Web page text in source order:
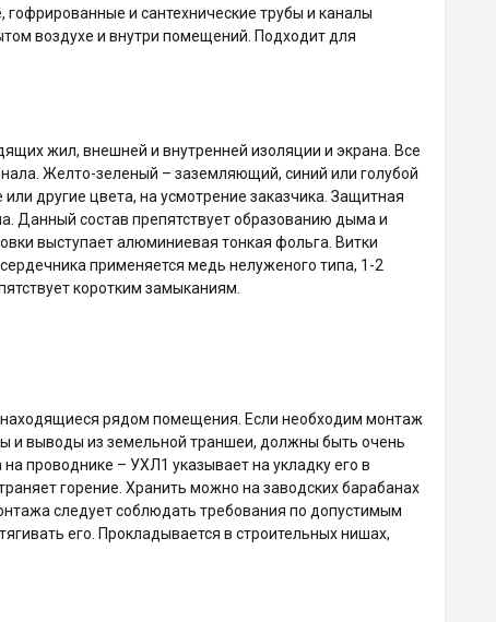
и сантехнические трубы и каналы
воздухе и внутри помещений. Подходит для
жил, внешней и внутренней изоляции и экрана. Все
Желто-зеленый – заземляющий, синий или голубой
другие цвета, на усмотрение заказчика. Защитная
Данный состав препятствует образованию дыма и
выступает алюминиевая тонкая фольга. Витки
применяется медь нелуженого типа, 1-2
коротким замыканиям.
рядом помещения. Если необходим монтаж
и выводы из земельной траншеи, должны быть очень
проводнике – УХЛ1 указывает на укладку его в
горение. Хранить можно на заводских барабанах
следует соблюдать требования по допустимым
его. Прокладывается в строительных нишах,